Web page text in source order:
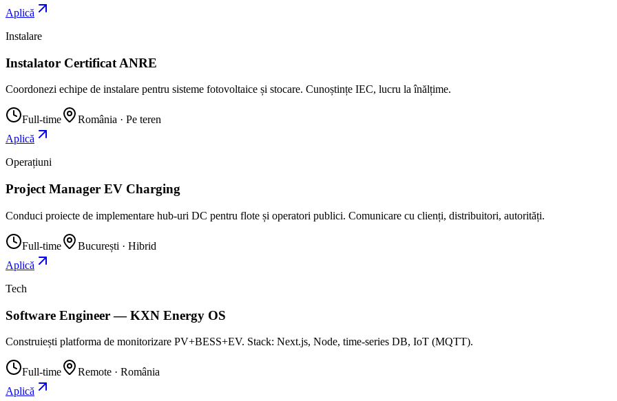
Aplică
Instalare
Instalator Certificat ANRE
Coordonezi echipe de instalare pentru sisteme fotovoltaice și stocare. Cunoștințe IEC, lucru la înălțime.
Full-time
România · Pe teren
Aplică
Operațiuni
Project Manager EV Charging
Conduci proiecte de implementare hub-uri DC pentru flote și operatori publici. Comunicare cu clienți, distribuitori, autorități.
Full-time
București · Hibrid
Aplică
Tech
Software Engineer — KXN Energy OS
Construiești platforma de monitorizare PV+BESS+EV. Stack: Next.js, Node, time-series DB, IoT (MQTT).
Full-time
Remote · România
Aplică